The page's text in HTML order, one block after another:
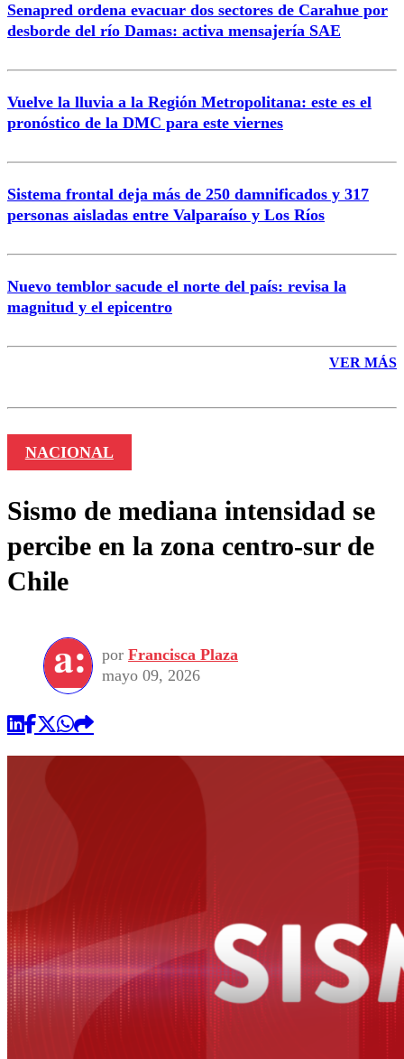
Correo
Enviar comentario
Senapred ordena evacuar dos sectores de Carahue por
desborde del río Damas: activa mensajería SAE
Vuelve la lluvia a la Región Metropolitana: este es el
pronóstico de la DMC para este viernes
Sistema frontal deja más de 250 damnificados y 317
personas aisladas entre Valparaíso y Los Ríos
Nuevo temblor sacude el norte del país: revisa la
magnitud y el epicentro
VER MÁS
NACIONAL
Sismo de mediana intensidad se
percibe en la zona centro-sur de
Chile
por Francisca Plaza
mayo 09, 2026